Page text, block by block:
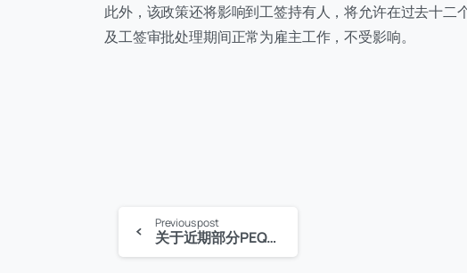
此外，该政策还将影响到工签持有人，将允许在过去十
及工签审批处理期间正常为雇主工作，不受影响。
Continue
Previous post
关于近期部分PEQ申请人收到面试信的说明